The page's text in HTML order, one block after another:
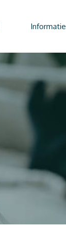
Informatie